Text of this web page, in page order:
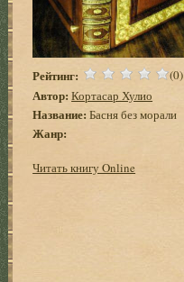
Рейтинг: (0)
Автор: Кортасар Хулио
Название: Басня без морали
Жанр:
Читать книгу Online